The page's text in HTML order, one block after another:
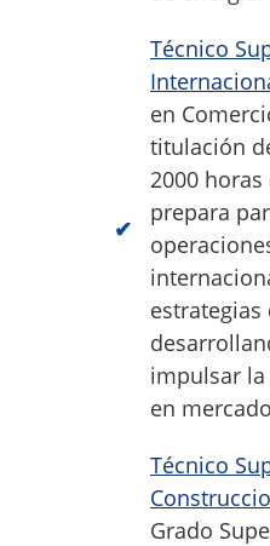
Técnico
en
titulación
2000
prepara
impulsar
en
Técnico
Grado